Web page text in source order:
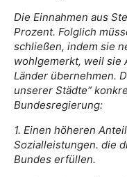
Die Einnahmen aus
Prozent. Folglich
schließen, indem sie
wohlgemerkt, weil sie
Länder übernehmen.
unserer Städte“
Bundesregierung:
1. Einen höheren
Sozialleistungen. die
Bundes erfüllen.